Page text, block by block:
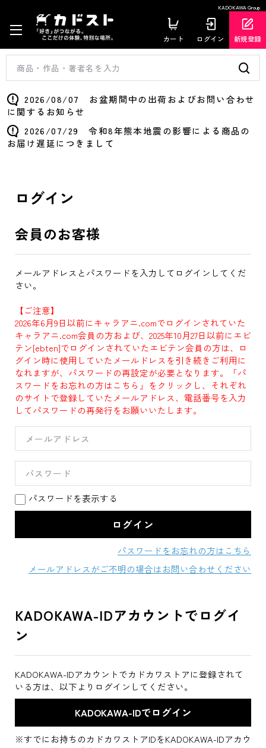
KADOKAWA Group
カート ログイン 新規登録
2026/08/07 お盆期間中の出荷およびお問い合わせ
に関するお知らせ
2026/07/29 令和8年熊本地震の影響による商品の
お届け遅延につきまして
ログイン
会員のお客様
メールアドレスとパスワードを入力してログインしてくだ
さい。
【ご注意】
2026年6月9日以前にキャラアニ.comでログインされていた
キャラアニ.com会員の方および、2025年10月27日以前にエビ
テン[ebten]でログインされていたエビテン会員の方は、ロ
グイン時に使用していたメールドレスを引き続きご利用に
なれますが、パスワードの再設定が必要となります。「パ
スワードをお忘れの方はこちら」をクリックし、それぞれ
のサイトで登録していたメールアドレス、電話番号を入力
してパスワードの再発行をお願いいたします。
パスワードを表示する
パスワードをお忘れの方はこちら
メールアドレスがご不明の場合はお問い合わせください
KADOKAWA-IDアカウントでログイ
ン
KADOKAWA-IDアカウントでカドカワストアに登録されて
いる方は、以下よりログインしてください。
※すでにお持ちのカドカワストアIDをKADOKAWA-IDアカウ